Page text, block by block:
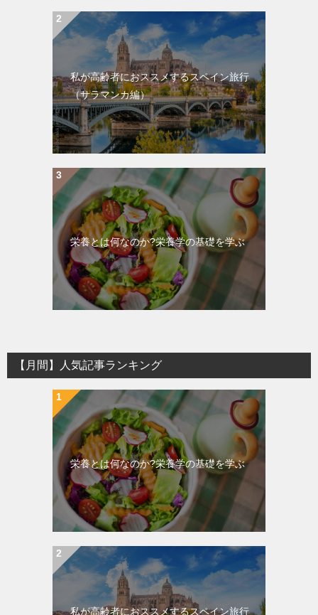
私が高齢者におススメするスペイン旅行
（サラマンカ編）
栄養とは何なのか?栄養学の基礎を学ぶ
【月間】人気記事ランキング
栄養とは何なのか?栄養学の基礎を学ぶ
私が高齢者におススメするスペイン旅行